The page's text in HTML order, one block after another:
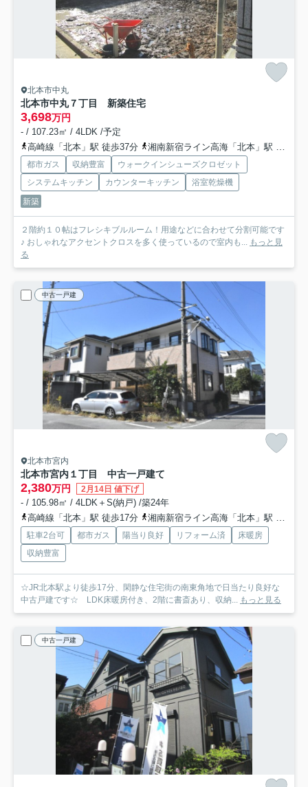
北本市中丸
北本市中丸７丁目 新築住宅
3,698万円
- / 107.23㎡ / 4LDK /予定
高崎線「北本」駅 徒歩37分
湘南新宿ライン高海「北本」駅 徒歩37分
都市ガス 収納豊富
ウォークインシューズクロゼット
システムキッチン
カウンターキッチン
浴室乾燥機
新築
２階約１０帖はフレシキブルルーム！用途などに合わせて分割可能です
♪ おしゃれなアクセントクロスを多く使っているので室内も... もっと見
る
中古一戸建
北本市宮内
北本市宮内１丁目 中古一戸建て
2,380万円 2月14日 値下げ
- / 105.98㎡ / 4LDK＋S(納戸) /築24年
高崎線「北本」駅 徒歩17分
湘南新宿ライン高海「北本」駅 徒歩17分
駐車2台可 都市ガス 陽当り良好 リフォーム済
床暖房
収納豊富
☆JR北本駅より徒歩17分、閑静な住宅街の南東角地で日当たり良好な
中古戸建です☆ LDK床暖房付き、2階に書斎あり、収納... もっと見る
中古一戸建